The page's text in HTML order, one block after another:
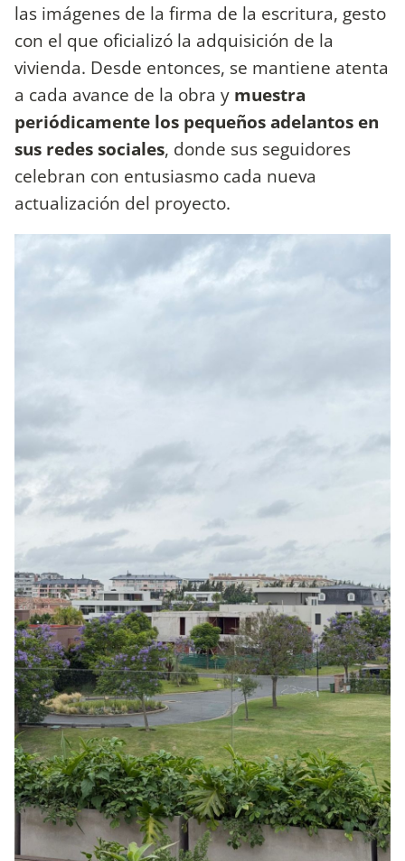
las imágenes de la firma de la escritura, gesto
con el que oficializó la adquisición de la
vivienda. Desde entonces, se mantiene atenta
a cada avance de la obra y muestra
periódicamente los pequeños adelantos en
sus redes sociales, donde sus seguidores
celebran con entusiasmo cada nueva
actualización del proyecto.